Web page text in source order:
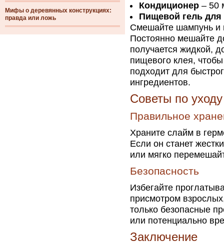
Мифы о деревянных конструкциях:
правда или ложь
Кондиционер – 50
Пищевой гель для
Смешайте шампунь и
Постоянно мешайте
получается жидкой,
пищевого клея,
подходит для
ингредиентов.
Советы по
Правильное
Храните слайм в
Если он станет
или мягко
Безопасность
Избегайте
присмотром
только безопасные
или потенциально
Заключение